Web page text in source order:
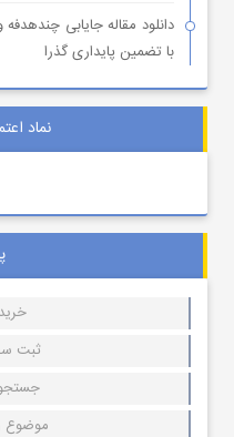
با تضمین پایداری گذرا
نماد
ثبت
موضوع